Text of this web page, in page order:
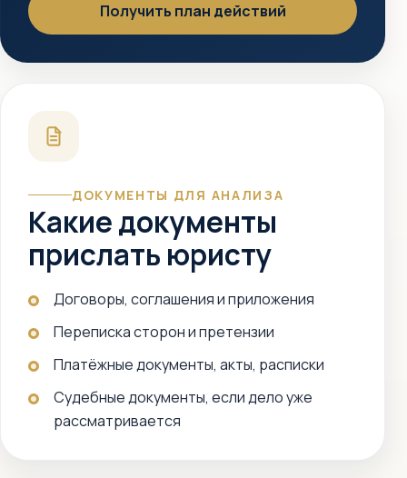
Получить план действий
ДОКУМЕНТЫ ДЛЯ АНАЛИЗА
Какие документы
прислать юристу
Договоры, соглашения и приложения
Переписка сторон и претензии
Платёжные документы, акты, расписки
Судебные документы, если дело уже
рассматривается